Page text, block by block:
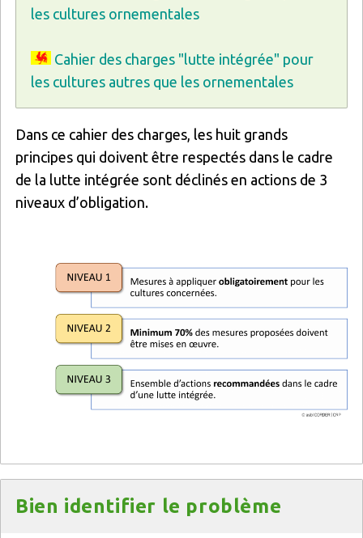
les cultures ornementales
Cahier des charges "lutte intégrée" pour
les cultures autres que les ornementales
Dans ce cahier des charges, les huit grands
principes qui doivent être respectés dans le cadre
de la lutte intégrée sont déclinés en actions de 3
niveaux d’obligation.
Bien identifier le problème